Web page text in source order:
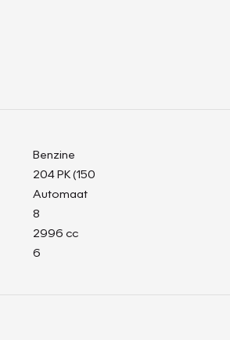
Benzine
204 PK (150
Automaat
8
2996 cc
6